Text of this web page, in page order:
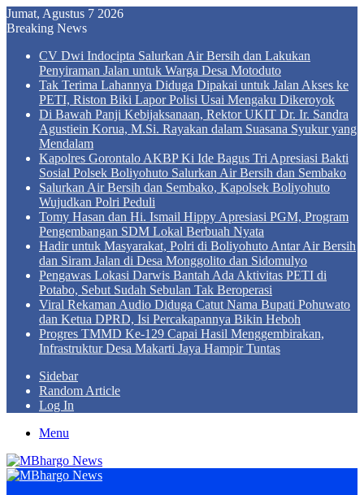
Jumat, Agustus 7 2026
Breaking News
CV Dwi Indocipta Salurkan Air Bersih dan Lakukan
Penyiraman Jalan untuk Warga Desa Motoduto
Tak Terima Lahannya Diduga Dipakai untuk Jalan Akses ke
PETI, Riston Biki Lapor Polisi Usai Mengaku Dikeroyok
Di Bawah Panji Kebijaksanaan, Rektor UKIT Dr. Ir. Sandra
Agustiein Korua, M.Si. Rayakan dalam Suasana Syukur yang
Mendalam
Kapolres Gorontalo AKBP Ki Ide Bagus Tri Apresiasi Bakti
Sosial Polsek Boliyohuto Salurkan Air Bersih dan Sembako
Salurkan Air Bersih dan Sembako, Kapolsek Boliyohuto
Wujudkan Polri Peduli
Tomy Hasan dan Hi. Ismail Hippy Apresiasi PGM, Program
Pengembangan SDM Lokal Berbuah Nyata
Hadir untuk Masyarakat, Polri di Boliyohuto Antar Air Bersih
dan Siram Jalan di Desa Monggolito dan Sidomulyo
Pengawas Lokasi Darwis Bantah Ada Aktivitas PETI di
Potabo, Sebut Sudah Sebulan Tak Beroperasi
Viral Rekaman Audio Diduga Catut Nama Bupati Pohuwato
dan Ketua DPRD, Isi Percakapannya Bikin Heboh
Progres TMMD Ke-129 Capai Hasil Menggembirakan,
Infrastruktur Desa Makarti Jaya Hampir Tuntas
Sidebar
Random Article
Log In
Menu